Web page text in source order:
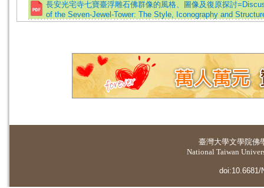
長安光宅寺七寶臺浮雕石佛群像的風格、圖像及復原探討
of the Seven-Jewel-Tower: The Style, Iconography and
臺灣大學文學院佛
National Taiwan
doi:10.6681/